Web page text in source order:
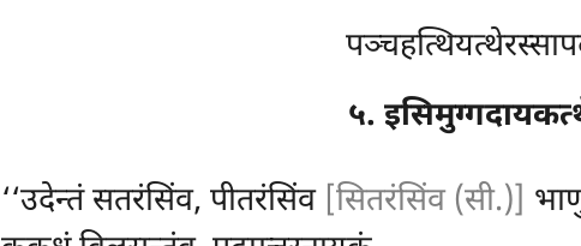
५.
‘‘उदेन्तं सतरंसिंव, पीतरंसिंव [सितरंसिंव (सी.)]